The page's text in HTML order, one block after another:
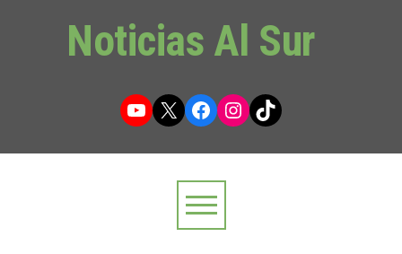
Noticias Al Sur
YouTube
X Facebook
Instagram
TikTok